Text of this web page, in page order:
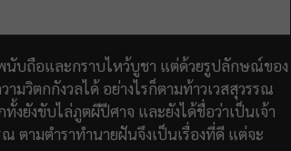
นับถือและกราบไหว้บูชา แต่ด้วยรูปลักษณ์ของ
วิตกกังวลได้ อย่างไรก็ตามท้าวเวสสุวรรณ
งยังขับไล่ภูตผีปีศาจ และยังได้ชื่อว่าเป็นเจ้า
ตามตำราทำนายฝันจึงเป็นเรื่องที่ดี แต่จะ